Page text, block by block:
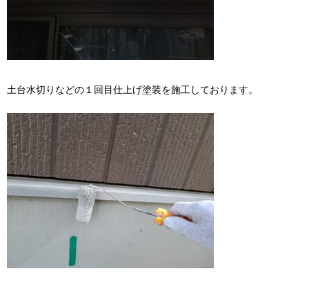
土台水切りなどの１回目仕上げ塗装を施工しております。